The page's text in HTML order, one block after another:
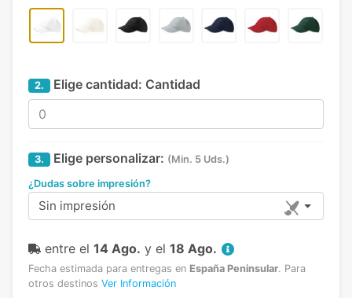
2. Elige cantidad: Cantidad
3. Elige personalizar: (Min. 5 Uds.)
¿Dudas sobre impresión?
Sin impresión
entre el 14 Ago. y el 18 Ago.
Fecha estimada para entregas en España Peninsular. Para
otros destinos Ver Información